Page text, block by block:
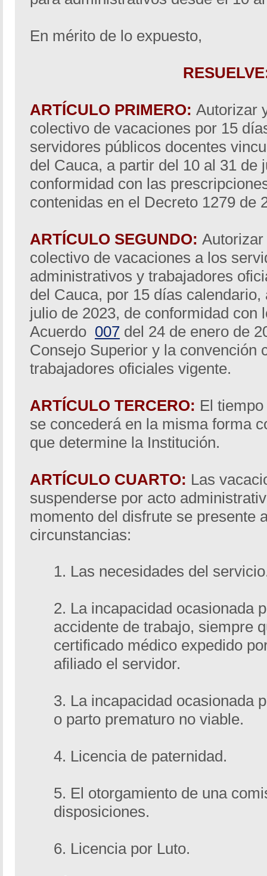
En mérito de lo expuesto,
ARTÍCULO PRIMERO: Autorizar
colectivo de vacaciones por 15
servidores públicos docentes
del Cauca, a partir del 10 al 31 de
conformidad con las
contenidas en el Decreto 1279 de
ARTÍCULO SEGUNDO:
colectivo de vacaciones a los
administrativos y trabajadores
del Cauca, por 15 días
julio de 2023, de conformidad con
Acuerdo 007 del 24 de enero de
Consejo Superior y la convención
trabajadores oficiales vigente.
ARTÍCULO TERCERO: El
se concederá en la misma forma
que determine la Institución.
ARTÍCULO CUARTO: Las
suspenderse por acto
momento del disfrute se presente
circunstancias:
1. Las necesidades del
2. La incapacidad ocasionada
accidente de trabajo, siempre
certificado médico expedido
afiliado el servidor.
3. La incapacidad ocasionada
o parto prematuro no viable.
4. Licencia de paternidad.
5. El otorgamiento de una
disposiciones.
6. Licencia por Luto.